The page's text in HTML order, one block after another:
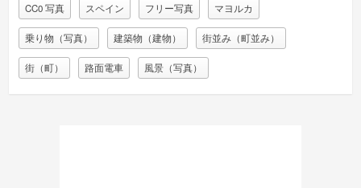
CC0 写真 スペイン フリー写真 マヨルカ
乗り物（写真） 建築物（建物） 街並み（町並み）
街（町） 路面電車 風景（写真）